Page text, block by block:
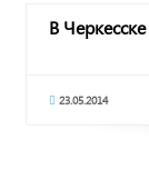
В
23.05.2014